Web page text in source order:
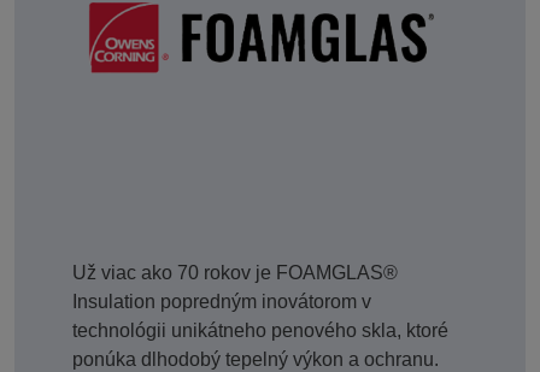
Už viac ako 70 rokov je FOAMGLAS®
Insulation popredným inovátorom v
technológii unikátneho penového skla, ktoré
ponúka dlhodobý tepelný výkon a ochranu.